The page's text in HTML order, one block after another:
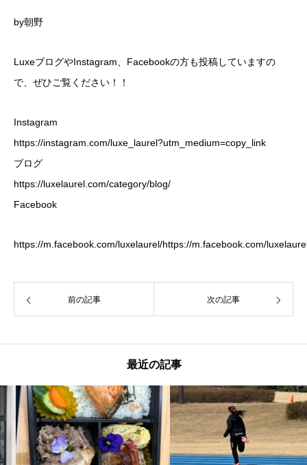
by朝野
LuxeブログやInstagram、Facebookの方も投稿していますの
で、ぜひご覧ください！！
Instagram
https://instagram.com/luxe_laurel?utm_medium=copy_link
ブログ
https://luxelaurel.com/category/blog/
Facebook
https://m.facebook.com/luxelaurel/https://m.facebook.com/
前の記事 次の記事
最近の記事